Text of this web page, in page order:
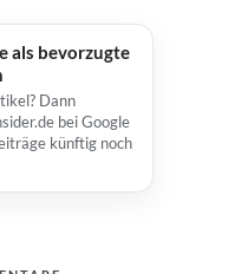
als bevorzugte
Dann
bei Google
künftig noch